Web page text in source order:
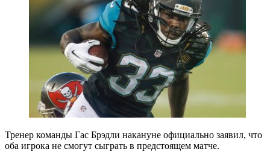
Тренер команды Гас Брэдли накануне официально заявил, что
оба игрока не смогут сыграть в предстоящем матче.